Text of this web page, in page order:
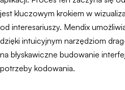
jest kluczowym krokiem w
od interesariuszy. Mendix
dzięki intuicyjnym narzędziom
na błyskawiczne budowanie
potrzeby kodowania.